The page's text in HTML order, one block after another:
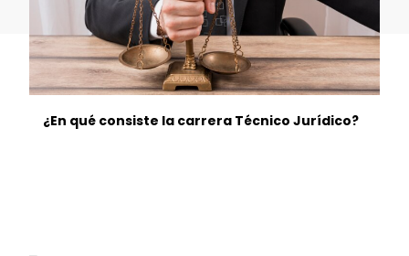
¿En qué consiste la carrera Técnico Jurídico?